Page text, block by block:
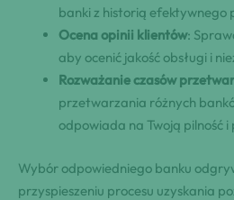
banki z historią efektywnego
Ocena opinii klientów:
aby ocenić jakość obsługi i
Rozważanie czasów
przetwarzania różnych
odpowiada na Twoją pilność
Wybór odpowiedniego banku
przyspieszeniu procesu uzyskania